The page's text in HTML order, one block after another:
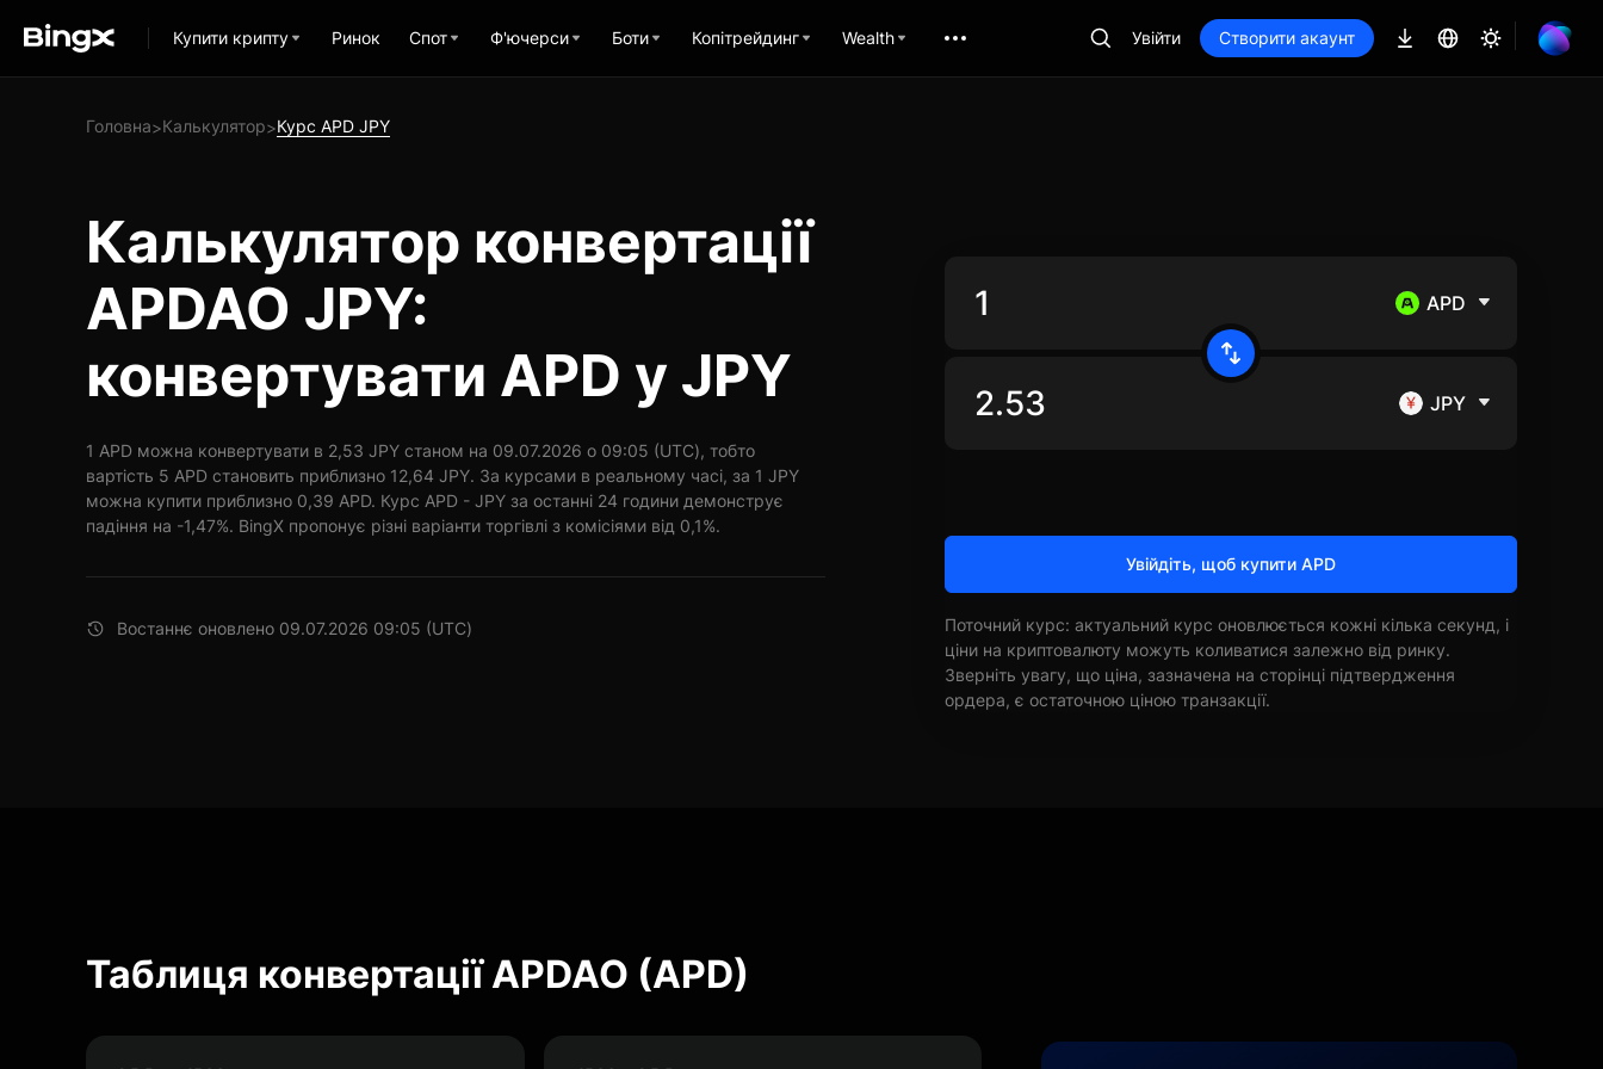
Купити крипту Ринок Спот Ф'ючерси Боти Копітрейдинг Wealth Увійти Створити акаунт
Головна>Калькулятор>Курс APD JPY
Калькулятор конвертації
APDAO JPY:
конвертувати APD у JPY
1 APD можна конвертувати в 2,53 JPY станом на 09.07.2026 о 09:05 (UTC), тобто
вартість 5 APD становить приблизно 12,64 JPY. За курсами в реальному часі, за 1 JPY
можна купити приблизно 0,39 APD. Курс APD - JPY за останні 24 години демонструє
падіння на -1,47%. BingX пропонує різні варіанти торгівлі з комісіями від 0,1%.
Востаннє оновлено 09.07.2026 09:05 (UTC)
APD
JPY
Увійдіть, щоб купити APD
Поточний курс: актуальний курс оновлюється кожні кілька секунд, і
ціни на криптовалюту можуть коливатися залежно від ринку.
Зверніть увагу, що ціна, зазначена на сторінці підтвердження
ордера, є остаточною ціною транзакції.
Таблиця конвертації APDAO (APD)